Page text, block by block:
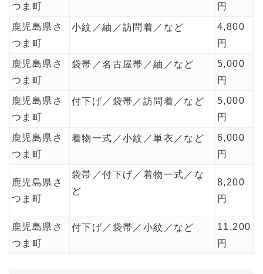
つま町
円
鹿児島県さ
つま町
小紋／紬／訪問着／など
4,800
円
鹿児島県さ
つま町
袋帯／名古屋帯／紬／など
5,000
円
鹿児島県さ
つま町
付下げ／袋帯／訪問着／など
5,000
円
鹿児島県さ
つま町
着物一式／小紋／単衣／など
6,000
円
鹿児島県さ
つま町
袋帯／付下げ／着物一式／な
ど
8,200
円
鹿児島県さ
つま町
付下げ／袋帯／小紋／など
11,200
円